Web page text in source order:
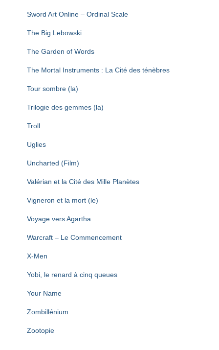
Sword Art Online – Ordinal Scale
The Big Lebowski
The Garden of Words
The Mortal Instruments : La Cité des ténèbres
Tour sombre (la)
Trilogie des gemmes (la)
Troll
Uglies
Uncharted (Film)
Valérian et la Cité des Mille Planètes
Vigneron et la mort (le)
Voyage vers Agartha
Warcraft – Le Commencement
X-Men
Yobi, le renard à cinq queues
Your Name
Zombillénium
Zootopie